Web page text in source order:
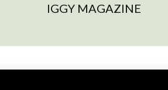
IGGY MAGAZINE